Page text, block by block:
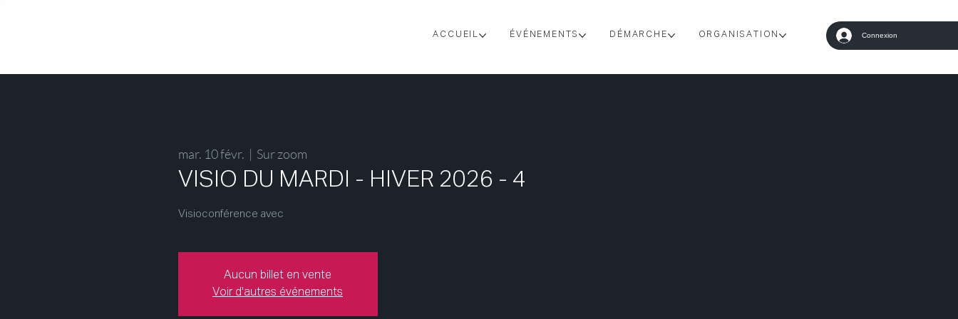
ACCUEIL ÉVÉNEMENTS DÉMARCHE ORGANISATION Connexion
mar. 10 févr.
  |
Sur zoom
VISIO DU MARDI - HIVER 2026 - 4
Visioconférence avec
Aucun billet en vente
Voir d'autres événements